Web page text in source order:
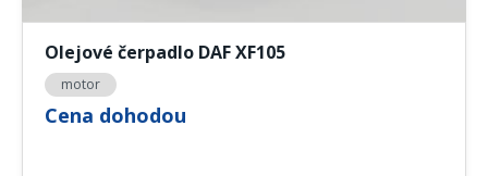
Olejové čerpadlo DAF XF105
motor
Cena dohodou